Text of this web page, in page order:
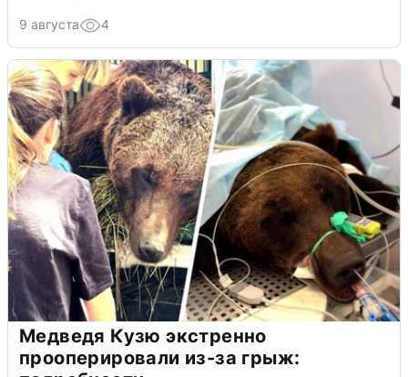
9 августа 4
Медведя Кузю экстренно
прооперировали из-за грыж: